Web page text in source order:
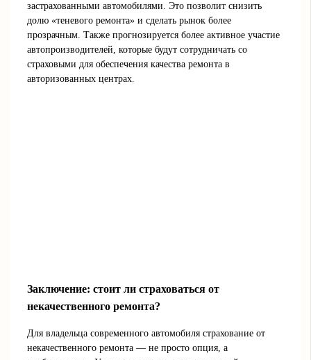
застрахованными автомобилями. Это позволит снизить
долю «теневого ремонта» и сделать рынок более
прозрачным. Также прогнозируется более активное участие
автопроизводителей, которые будут сотрудничать со
страховыми для обеспечения качества ремонта в
авторизованных центрах.
Заключение: стоит ли страховаться от
некачественного ремонта?
Для владельца современного автомобиля страхование от
некачественного ремонта — не просто опция, а